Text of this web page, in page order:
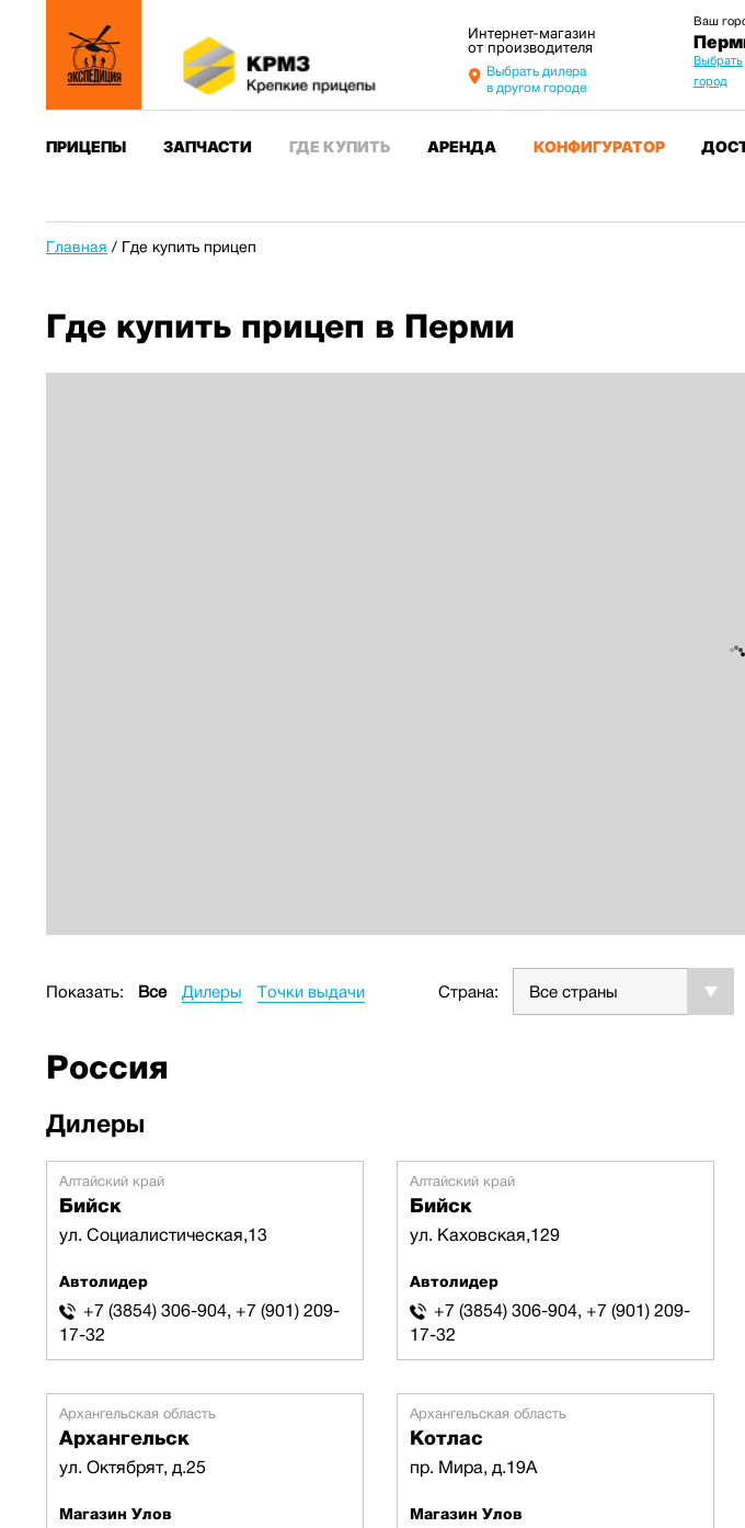
Интернет-магазин
от производителя
Выбрать дилера
в другом городе
Ваш
Выбрать
город
ПРИЦЕПЫ ЗАПЧАСТИ ГДЕ КУПИТЬ АРЕНДА КОНФИГУРАТОР
Главная / Где купить прицеп
Где купить прицеп в Перми
Показать: Все Дилеры Точки выдачи Страна: Все страны
Россия
Дилеры
Алтайский край
Бийск
ул. Социалистическая,13
Автолидер
+7 (3854) 306-904, +7 (901) 209-
17-32
Алтайский край
Бийск
ул. Каховская,129
Автолидер
+7 (3854) 306-904, +7 (901) 209-
17-32
Архангельская область
Архангельск
ул. Октябрят, д.25
Магазин Улов
Архангельская область
Котлас
пр. Мира, д.19А
Магазин Улов